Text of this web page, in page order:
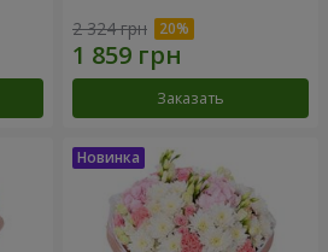
2 324 грн
Заказать